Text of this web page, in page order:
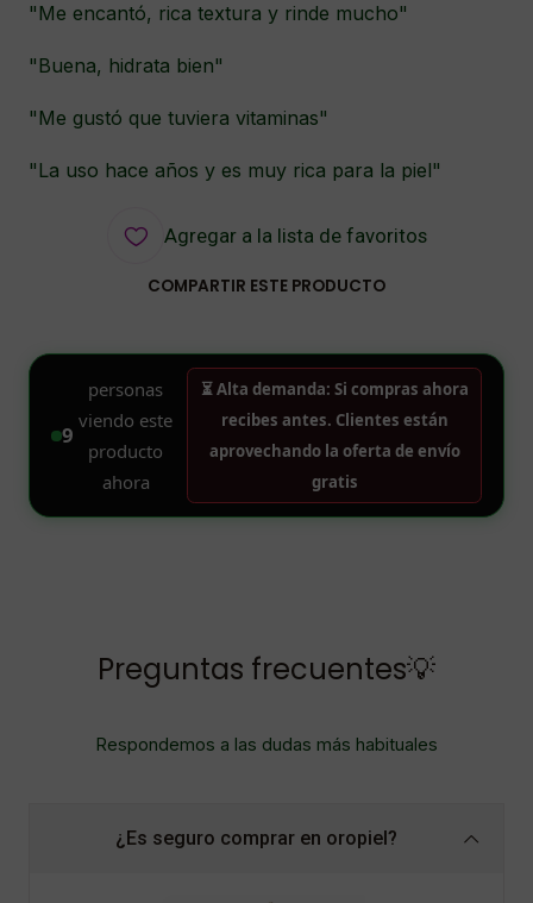
"Me encantó, rica textura y rinde mucho"
"Buena, hidrata bien"
"Me gustó que tuviera vitaminas"
"La uso hace años y es muy rica para la piel"
Agregar a la lista de favoritos
COMPARTIR ESTE PRODUCTO
Preguntas frecuentes💡
Respondemos a las dudas más habituales
¿Es seguro comprar en oropiel?